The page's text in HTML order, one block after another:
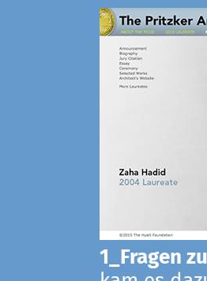
1_Fragen